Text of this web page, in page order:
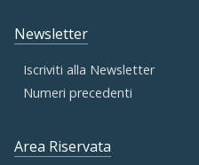
Newsletter
Iscriviti alla Newsletter
Numeri precedenti
Area Riservata